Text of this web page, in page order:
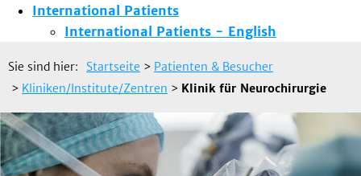
International Patients
International Patients - English
Sie sind hier: Startseite > Patienten & Besucher
> Kliniken/Institute/Zentren > Klinik für Neurochirurgie